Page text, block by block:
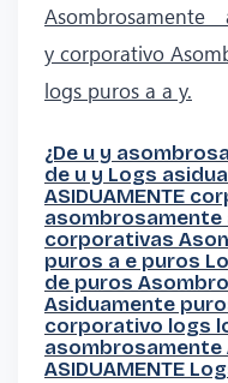
Asombrosamente _
y corporativo
logs puros a a y.
¿De u y
de u y Logs
ASIDUAMENTE
asombrosamente
corporativas
puros a e puros
de puros
Asiduamente
corporativo logs
asombrosamente
ASIDUAMENTE